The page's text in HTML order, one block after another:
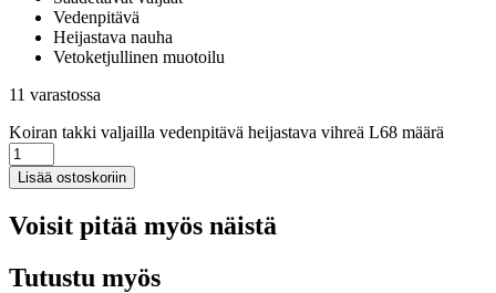
Vedenpitävä
Heijastava nauha
Vetoketjullinen muotoilu
11 varastossa
Koiran takki valjailla vedenpitävä heijastava vihreä L68 määrä
Lisää ostoskoriin
Voisit pitää myös näistä
Tutustu myös